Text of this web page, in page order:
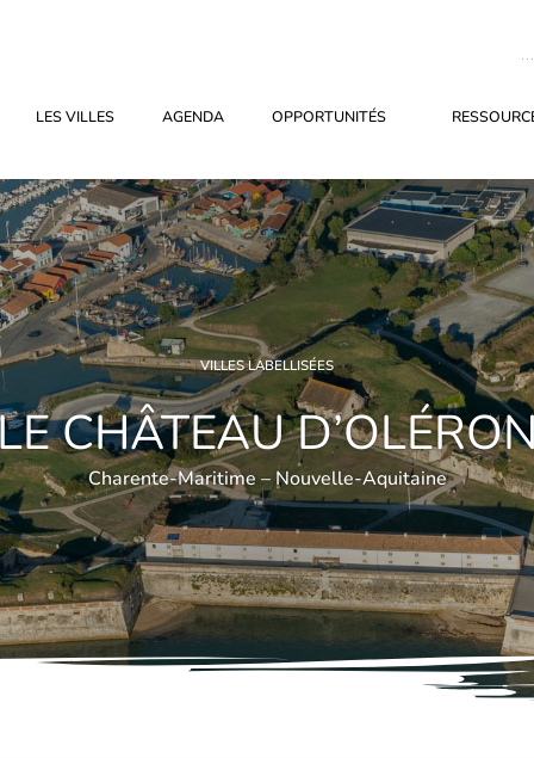
LES VILLES AGENDA OPPORTUNITÉS
VILLES LABELLISÉES
CHÂTEAU
Charente-Maritime – Nouvelle-Aquitaine